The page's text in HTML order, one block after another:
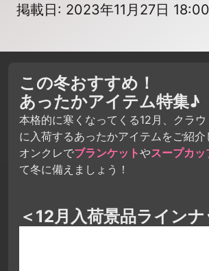
掲載日: 2023年11月27日 18:00
この冬おすすめ！
あったかアイテム特集♪
本格的に寒くなってくる12月、クラ
に入荷するあったかアイテムをご紹介
オンクレでブランケットやスープカッ
て冬に備えましょう！
＜12月入荷景品ラインナ